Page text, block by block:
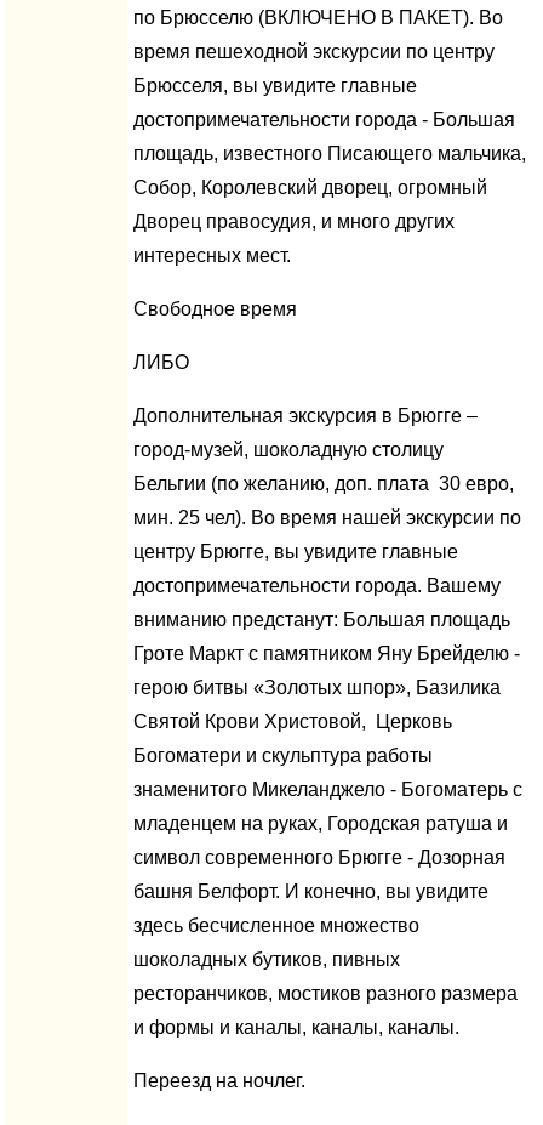
по Брюсселю (ВКЛЮЧЕНО В ПАКЕТ). Во
время пешеходной экскурсии по центру
Брюсселя, вы увидите главные
достопримечательности города - Большая
площадь, известного Писающего мальчика,
Собор, Королевский дворец, огромный
Дворец правосудия, и много других
интересных мест.
Свободное время
ЛИБО
Дополнительная экскурсия в Брюгге –
город-музей, шоколадную столицу
Бельгии (по желанию, доп. плата 30 евро,
мин. 25 чел). Во время нашей экскурсии по
центру Брюгге, вы увидите главные
достопримечательности города. Вашему
вниманию предстанут: Большая площадь
Гроте Маркт с памятником Яну Брейделю -
герою битвы «Золотых шпор», Базилика
Святой Крови Христовой, Церковь
Богоматери и скульптура работы
знаменитого Микеланджело - Богоматерь с
младенцем на руках, Городская ратуша и
символ современного Брюгге - Дозорная
башня Белфорт. И конечно, вы увидите
здесь бесчисленное множество
шоколадных бутиков, пивных
ресторанчиков, мостиков разного размера
и формы и каналы, каналы, каналы.
Переезд на ночлег.